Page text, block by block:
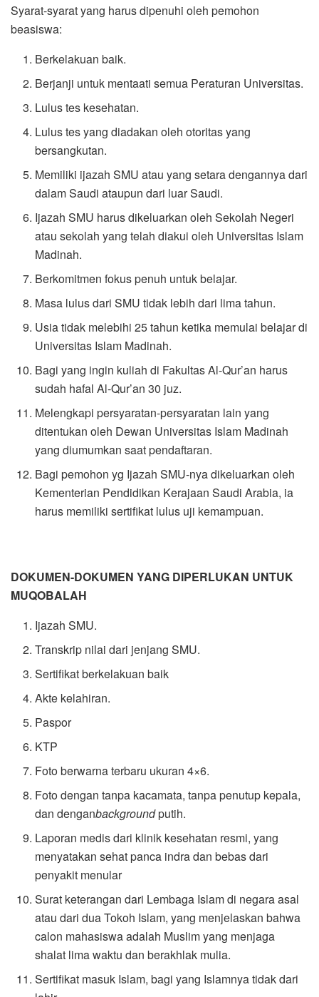
Syarat-syarat yang harus dipenuhi oleh pemohon
beasiswa:
Berkelakuan baik.
Berjanji untuk mentaati semua Peraturan Universitas.
Lulus tes kesehatan.
Lulus tes yang diadakan oleh otoritas yang
bersangkutan.
Memiliki ijazah SMU atau yang setara dengannya dari
dalam Saudi ataupun dari luar Saudi.
Ijazah SMU harus dikeluarkan oleh Sekolah Negeri
atau sekolah yang telah diakui oleh Universitas Islam
Madinah.
Berkomitmen fokus penuh untuk belajar.
Masa lulus dari SMU tidak lebih dari lima tahun.
Usia tidak melebihi 25 tahun ketika memulai belajar di
Universitas Islam Madinah.
Bagi yang ingin kuliah di Fakultas Al-Qur’an harus
sudah hafal Al-Qur’an 30 juz.
Melengkapi persyaratan-persyaratan lain yang
ditentukan oleh Dewan Universitas Islam Madinah
yang diumumkan saat pendaftaran.
Bagi pemohon yg Ijazah SMU-nya dikeluarkan oleh
Kementerian Pendidikan Kerajaan Saudi Arabia, ia
harus memiliki sertifikat lulus uji kemampuan.
DOKUMEN-DOKUMEN YANG DIPERLUKAN UNTUK
MUQOBALAH
Ijazah SMU.
Transkrip nilai dari jenjang SMU.
Sertifikat berkelakuan baik
Akte kelahiran.
Paspor
KTP
Foto berwarna terbaru ukuran 4×6.
Foto dengan tanpa kacamata, tanpa penutup kepala,
dan denganbackgroundputih.
Laporan medis dari klinik kesehatan resmi, yang
menyatakan sehat panca indra dan bebas dari
penyakit menular
Surat keterangan dari Lembaga Islam di negara asal
atau dari dua Tokoh Islam, yang menjelaskan bahwa
calon mahasiswa adalah Muslim yang menjaga
shalat lima waktu dan berakhlak mulia.
Sertifikat masuk Islam, bagi yang Islamnya tidak dari